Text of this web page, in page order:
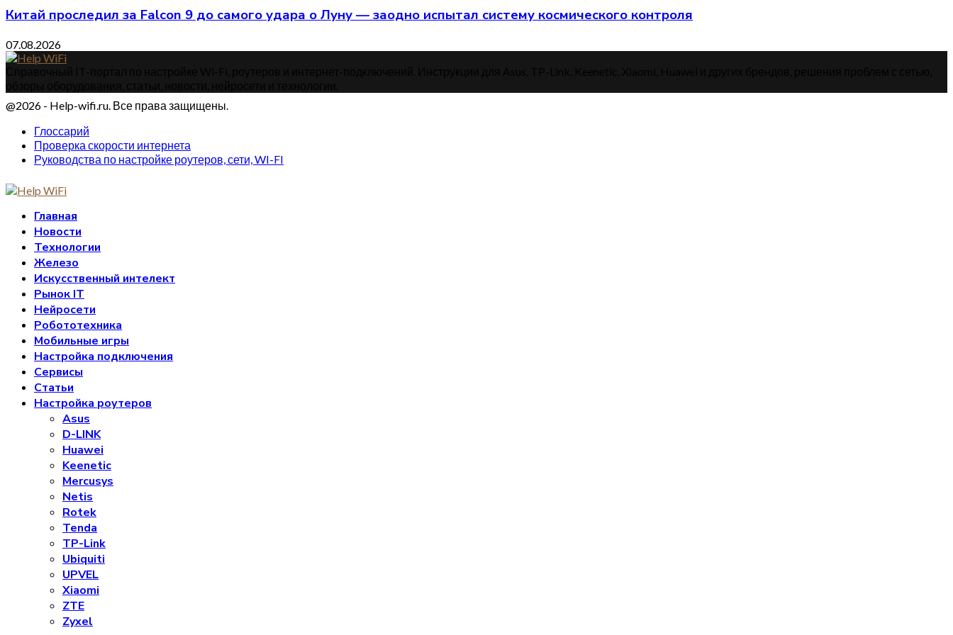
Китай проследил за Falcon 9 до самого удара о Луну — заодно испытал систему космического контроля
07.08.2026
@2026 - Help-wifi.ru. Все права защищены.
Глоссарий
Проверка скорости интернета
Руководства по настройке роутеров, сети, WI-FI
Главная
Новости
Технологии
Железо
Искусственный интелект
Рынок IT
Нейросети
Робототехника
Мобильные игры
Настройка подключения
Сервисы
Статьи
Настройка роутеров
Asus
D-LINK
Huawei
Keenetic
Mercusys
Netis
Rotek
Tenda
TP-Link
Ubiquiti
UPVEL
Xiaomi
ZTE
Zyxel